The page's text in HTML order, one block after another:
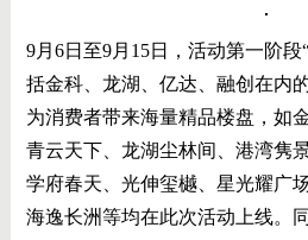
9月6日至9月15日，活动第一阶
括金科、龙湖、亿达、融创在内
为消费者带来海量精品楼盘，如
青云天下、龙湖尘林间、港湾隽
学府春天、光伸玺樾、星光耀广
海逸长洲等均在此次活动上线。